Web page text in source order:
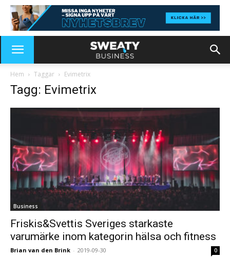
Hem Taggar Evimetrix
Tagg: Evimetrix
Business
Friskis&Svettis Sveriges starkaste
varumärke inom kategorin hälsa och fitness
Brian van den Brink - 2019-09-30 0